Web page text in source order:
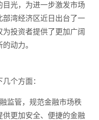
光，为进一步激发市场
湾经济区近日出台了一
投资者提供了更加广阔
动力。
个方面：
监管，规范金融市场秩
更加安全、便捷的金融